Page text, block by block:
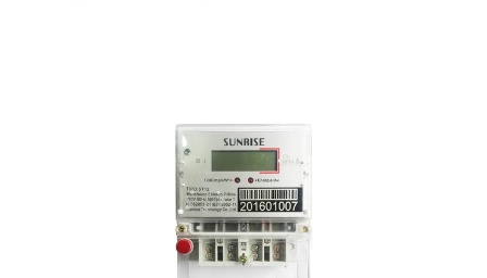
Constante: 3200 imp/kWh Rigidez
dieléctrica: 4 kV, 60 Hz, 1 min
Consumo circuito de tensión: 0,18 W
– 1,48 VA Consumo circuito de
corriente: 0,34 VA Rango de